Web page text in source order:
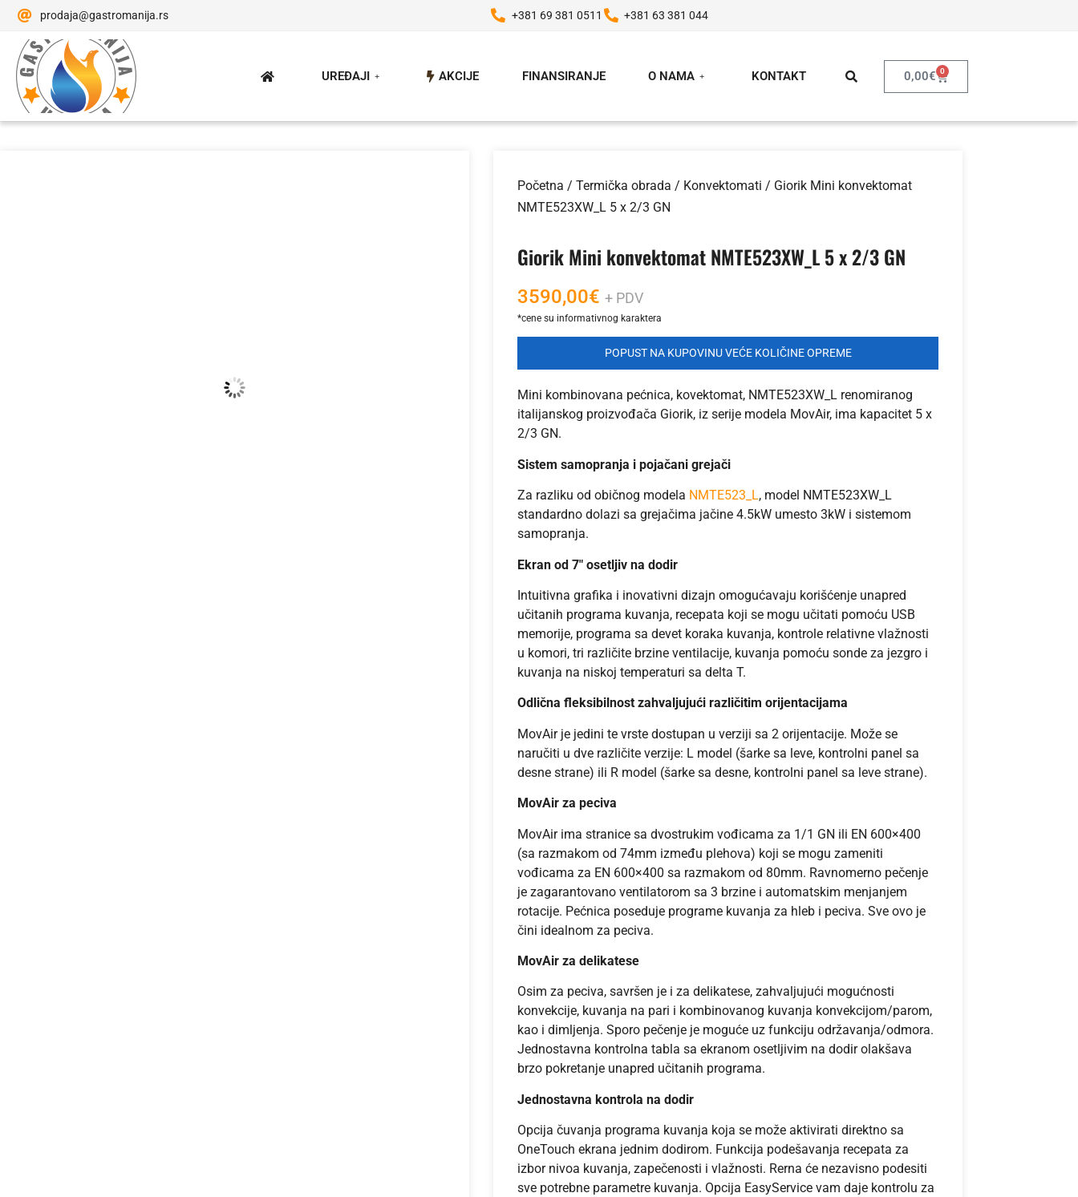
prodaja@gastromanija.rs +381 69 381 0511 +381 63 381 044
UREĐAJI AKCIJE FINANSIRANJE O NAMA KONTAKT 0,00€ 0
Početna / Termička obrada / Konvektomati / Giorik Mini konvektomat
NMTE523XW_L 5 x 2/3 GN
Giorik Mini konvektomat NMTE523XW_L 5 x 2/3 GN
3590,00€ + PDV
POPUST NA KUPOVINU VEĆE KOLIČINE OPREME
Mini kombinovana pećnica, kovektomat, NMTE523XW_L renomiranog
italijanskog proizvođača Giorik, iz serije modela MovAir, ima kapacitet 5 x
2/3 GN.
Sistem samopranja i pojačani grejači
Za razliku od običnog modela NMTE523_L, model NMTE523XW_L
standardno dolazi sa grejačima jačine 4.5kW umesto 3kW i sistemom
samopranja.
Ekran od 7″ osetljiv na dodir
Intuitivna grafika i inovativni dizajn omogućavaju korišćenje unapred
učitanih programa kuvanja, recepata koji se mogu učitati pomoću USB
memorije, programa sa devet koraka kuvanja, kontrole relativne vlažnosti
u komori, tri različite brzine ventilacije, kuvanja pomoću sonde za jezgro i
kuvanja na niskoj temperaturi sa delta T.
Odlična fleksibilnost zahvaljujući različitim orijentacijama
MovAir je jedini te vrste dostupan u verziji sa 2 orijentacije. Može se
naručiti u dve različite verzije: L model (šarke sa leve, kontrolni panel sa
desne strane) ili R model (šarke sa desne, kontrolni panel sa leve strane).
MovAir za peciva
MovAir ima stranice sa dvostrukim vođicama za 1/1 GN ili EN 600×400
(sa razmakom od 74mm između plehova) koji se mogu zameniti
vođicama za EN 600×400 sa razmakom od 80mm. Ravnomerno pečenje
je zagarantovano ventilatorom sa 3 brzine i automatskim menjanjem
rotacije. Pećnica poseduje programe kuvanja za hleb i peciva. Sve ovo je
čini idealnom za peciva.
MovAir za delikatese
Osim za peciva, savršen je i za delikatese, zahvaljujući mogućnosti
konvekcije, kuvanja na pari i kombinovanog kuvanja konvekcijom/parom,
kao i dimljenja. Sporo pečenje je moguće uz funkciju održavanja/odmora.
Jednostavna kontrolna tabla sa ekranom osetljivim na dodir olakšava
brzo pokretanje unapred učitanih programa.
Jednostavna kontrola na dodir
Opcija čuvanja programa kuvanja koja se može aktivirati direktno sa
OneTouch ekrana jednim dodirom. Funkcija podešavanja recepata za
izbor nivoa kuvanja, zapečenosti i vlažnosti. Rerna će nezavisno podesiti
sve potrebne parametre kuvanja. Opcija EasyService vam daje kontrolu za